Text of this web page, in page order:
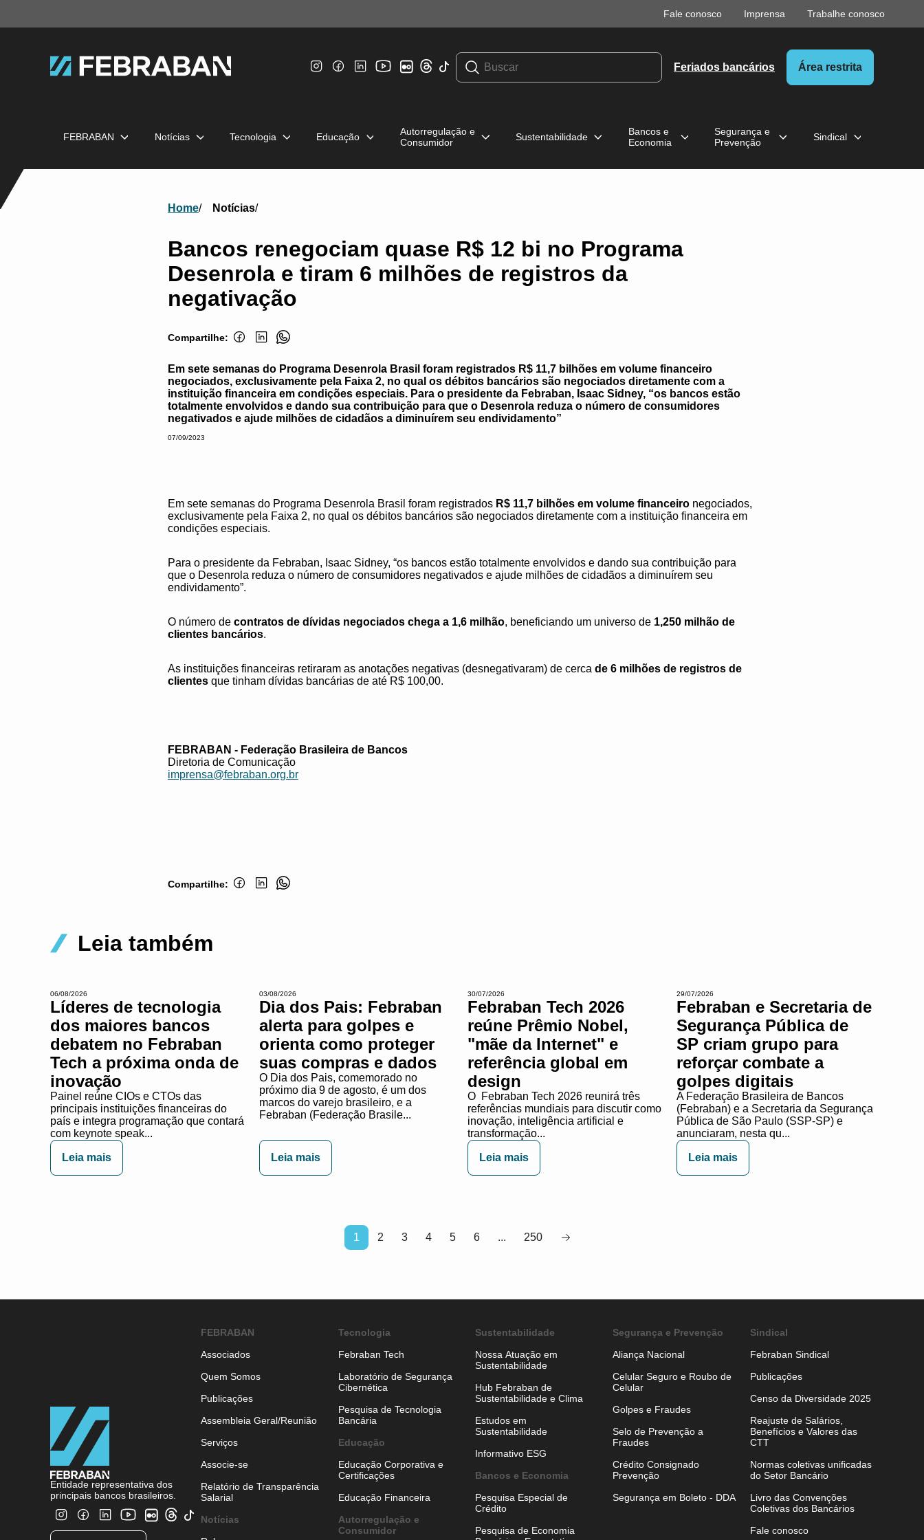
Fale conosco Imprensa Trabalhe conosco
Feriados bancários Área restrita
FEBRABAN Notícias Tecnologia Educação
Autorregulação e
Consumidor
Sustentabilidade
Bancos e
Economia
Segurança e
Prevenção
Sindical
Home Notícias
Bancos renegociam quase R$ 12 bi no Programa
Desenrola e tiram 6 milhões de registros da
negativação
Compartilhe:
Em sete semanas do Programa Desenrola Brasil foram registrados R$ 11,7 bilhões em volume financeiro
negociados, exclusivamente pela Faixa 2, no qual os débitos bancários são negociados diretamente com a
instituição financeira em condições especiais. Para o presidente da Febraban, Isaac Sidney, “os bancos estão
totalmente envolvidos e dando sua contribuição para que o Desenrola reduza o número de consumidores
negativados e ajude milhões de cidadãos a diminuírem seu endividamento”
07/09/2023
Em sete semanas do Programa Desenrola Brasil foram registrados R$ 11,7 bilhões em volume financeiro negociados,
exclusivamente pela Faixa 2, no qual os débitos bancários são negociados diretamente com a instituição financeira em
condições especiais.
Para o presidente da Febraban, Isaac Sidney, “os bancos estão totalmente envolvidos e dando sua contribuição para
que o Desenrola reduza o número de consumidores negativados e ajude milhões de cidadãos a diminuírem seu
endividamento”.
O número de contratos de dívidas negociados chega a 1,6 milhão, beneficiando um universo de 1,250 milhão de
clientes bancários.
As instituições financeiras retiraram as anotações negativas (desnegativaram) de cerca de 6 milhões de registros de
clientes que tinham dívidas bancárias de até R$ 100,00.
FEBRABAN - Federação Brasileira de Bancos
Diretoria de Comunicação
imprensa@febraban.org.br
Compartilhe:
Leia também
06/08/2026
Líderes de tecnologia
dos maiores bancos
debatem no Febraban
Tech a próxima onda de
inovação
Painel reúne CIOs e CTOs das
principais instituições financeiras do
país e integra programação que contará
com keynote speak...
Leia mais
03/08/2026
Dia dos Pais: Febraban
alerta para golpes e
orienta como proteger
suas compras e dados
O Dia dos Pais, comemorado no
próximo dia 9 de agosto, é um dos
marcos do varejo brasileiro, e a
Febraban (Federação Brasile...
Leia mais
30/07/2026
Febraban Tech 2026
reúne Prêmio Nobel,
"mãe da Internet" e
referência global em
design
O Febraban Tech 2026 reunirá três
referências mundiais para discutir como
inovação, inteligência artificial e
transformação...
Leia mais
29/07/2026
Febraban e Secretaria de
Segurança Pública de
SP criam grupo para
reforçar combate a
golpes digitais
A Federação Brasileira de Bancos
(Febraban) e a Secretaria da Segurança
Pública de São Paulo (SSP-SP) e
anunciaram, nesta qu...
Leia mais
1 2 3 4 5 6 ... 250
Entidade representativa dos
principais bancos brasileiros.
FEBRABAN
Associados
Quem Somos
Publicações
Assembleia Geral/Reunião
Serviços
Associe-se
Relatório de Transparência
Salarial
Notícias
Tecnologia
Febraban Tech
Laboratório de Segurança
Cibernética
Pesquisa de Tecnologia
Bancária
Educação
Educação Corporativa e
Certificações
Educação Financeira
Autorregulação e
Consumidor
Sustentabilidade
Nossa Atuação em
Sustentabilidade
Hub Febraban de
Sustentabilidade e Clima
Estudos em
Sustentabilidade
Informativo ESG
Bancos e Economia
Pesquisa Especial de
Crédito
Pesquisa de Economia
Segurança e Prevenção
Aliança Nacional
Celular Seguro e Roubo de
Celular
Golpes e Fraudes
Selo de Prevenção a
Fraudes
Crédito Consignado
Prevenção
Segurança em Boleto - DDA
Sindical
Febraban Sindical
Publicações
Censo da Diversidade 2025
Reajuste de Salários,
Benefícios e Valores das
CTT
Normas coletivas unificadas
do Setor Bancário
Livro das Convenções
Coletivas dos Bancários
Fale conosco